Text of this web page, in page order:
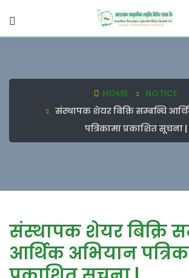
HOME
NOTICE
संस्थापक शेयर बिक्रि सम्बन्धि
पत्रिकामा प्रकाशित सूचना |
संस्थापक शेयर बिक्रि
आर्थिक अभियान